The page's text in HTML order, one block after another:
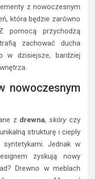
z nowoczesnym
która będzie zarówno
pomocą przychodzą
zachować ducha
w dzisiejsze, bardziej
nowoczesnym
z drewna,skóry czy
strukturę i ciepły
Jednak w
zyskują nowy
Drewno w meblach